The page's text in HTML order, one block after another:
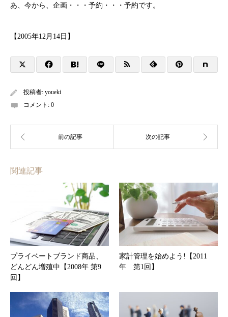
あ、今から、企画・・・予約・・・予約です。
【2005年12月14日】
投稿者: youeki
コメント: 0
関連記事
プライベートブランド商品、
どんどん増殖中【2008年 第9
回】
家計管理を始めよう!【2011
年 第1回】